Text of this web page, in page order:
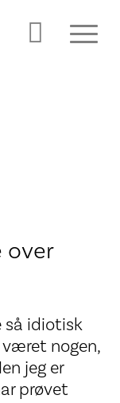
over
så idiotisk
været nogen,
jeg er
prøvet